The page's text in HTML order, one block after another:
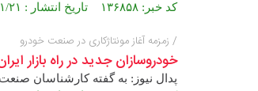
کد خبر: ۱۳۶۸۵۸ تاریخ انتشار : ۱۳۹۹/۱۱/۲۱
/ زمزمه آغاز مونتاژکاری در صنعت خودرو
خودروسازان جدید در راه بازار
پدال نیوز: به گفته کارشناسان